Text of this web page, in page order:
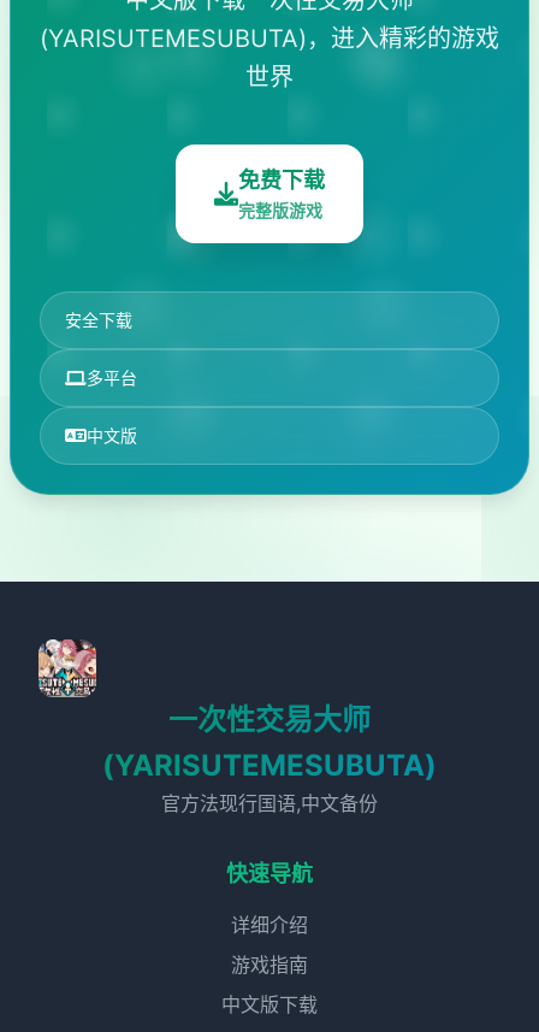
(YARISUTEMESUBUTA)，进入精彩的游戏
世界
免费下载
完整版游戏
安全下载
多平台
中文版
一次性交易大师
(YARISUTEMESUBUTA)
官方法现行国语,中文备份
快速导航
详细介绍
游戏指南
中文版下载